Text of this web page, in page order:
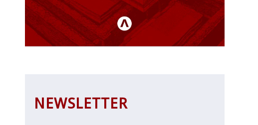
NEWSLETTER